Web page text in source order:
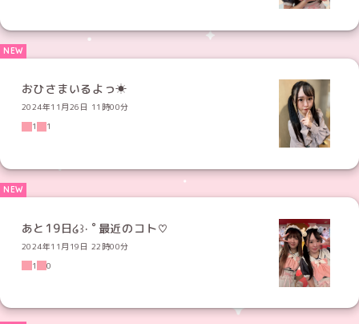
おひさまいるよっ☀︎
2024年11月26日 11時00分
1
1
あと19日໒꒱· ﾟ最近のコト♡
2024年11月19日 22時00分
1
0